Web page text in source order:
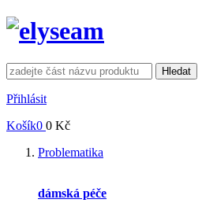
Hledat
Přihlásit
Košík0 0 Kč
Problematika
dámská péče